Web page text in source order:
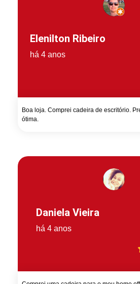
Elenilton Ribeiro
há 4 anos
Boa loja. Comprei cadeira de escritório.
ótima.
Daniela Vieira
há 4 anos